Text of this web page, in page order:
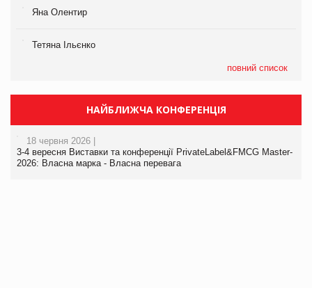
Яна Олентир
Тетяна Ільєнко
повний список
НАЙБЛИЖЧА КОНФЕРЕНЦІЯ
18 червня 2026 |
3-4 вересня Виставки та конференції PrivateLabel&FMCG Master-
2026: Власна марка - Власна перевага